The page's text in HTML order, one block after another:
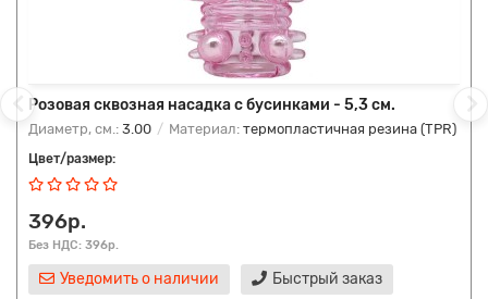
Розовая сквозная насадка с бусинками - 5,3 см.
Диаметр, см.: 3.00 Материал: термопластичная резина (TPR)
Цвет/размер:
396р.
Без НДС: 396р.
Уведомить о наличии Быстрый заказ